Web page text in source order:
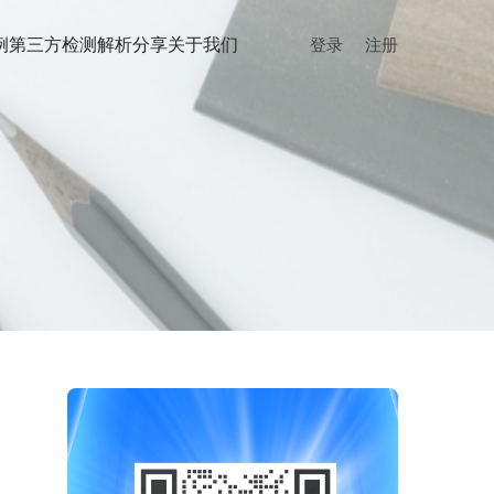
第三方检测解析分享关于我们 登录 注册